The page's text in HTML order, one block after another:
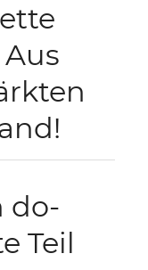
do-
Teil